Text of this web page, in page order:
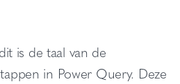
is de taal van de
in Power Query. Deze